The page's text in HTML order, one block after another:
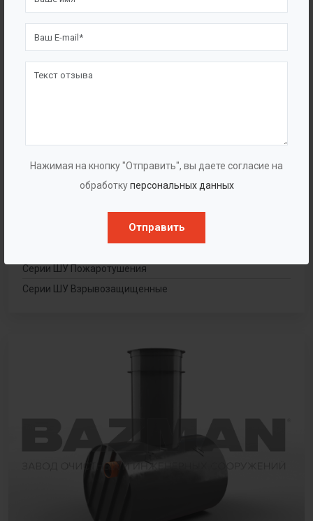
Нажимая на кнопку "Отправить", вы даете согласие на
обработкуперсональных данных
Отправить
Шкафы управления насосами
Серии ШУ Пожаротушения
Серии ШУ Взрывозащищенные